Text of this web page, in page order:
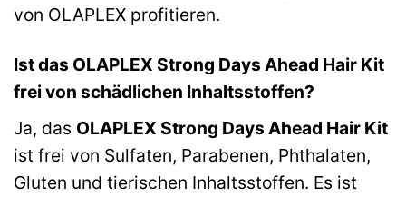
von OLAPLEX profitieren.
Ist das OLAPLEX Strong Days Ahead Hair Kit
frei von schädlichen Inhaltsstoffen?
Ja, das OLAPLEX Strong Days Ahead Hair Kit
ist frei von Sulfaten, Parabenen, Phthalaten,
Gluten und tierischen Inhaltsstoffen. Es ist